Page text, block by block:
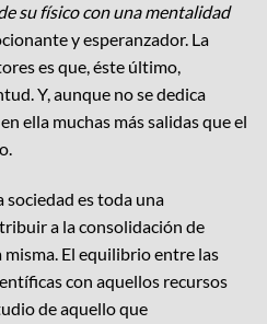
su físico con una mentalidad
y esperanzador. La
es que, éste último,
Y, aunque no se dedica
ella muchas más salidas que el
sociedad es toda una
a la consolidación de
El equilibrio entre las
con aquellos recursos
de aquello que